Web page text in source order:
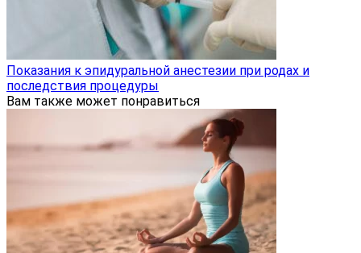
Показания к эпидуральной анестезии при родах и
последствия процедуры
Вам также может понравиться